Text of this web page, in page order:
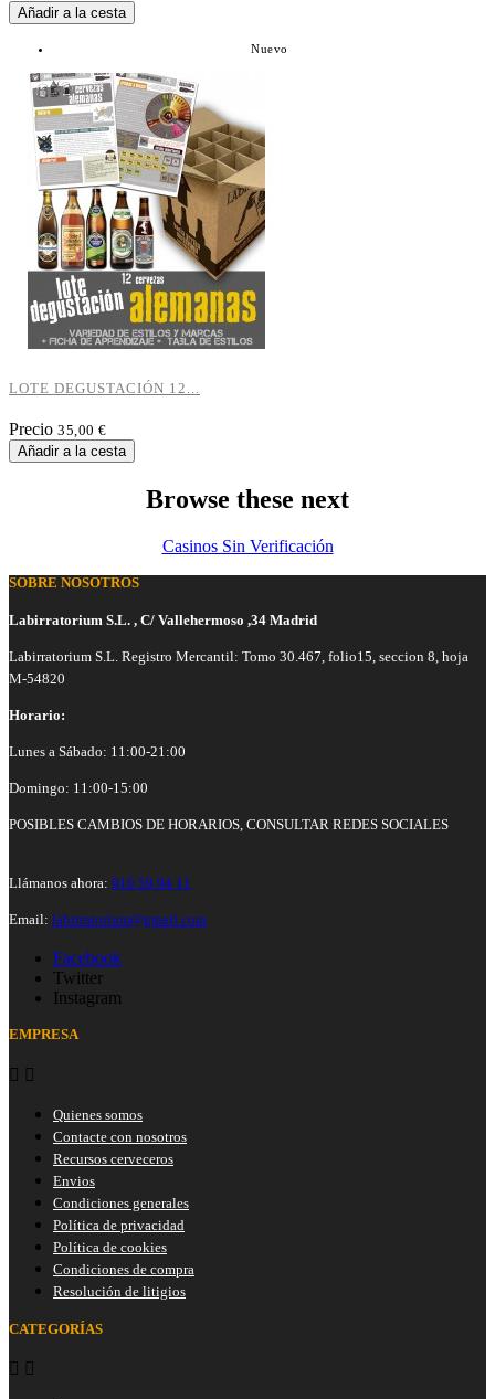
Añadir a la cesta
Nuevo
LOTE DEGUSTACIÓN 12...
Precio 35,00 €
Añadir a la cesta
Browse these next
Casinos Sin Verificación
SOBRE NOSOTROS
Labirratorium S.L. , C/ Vallehermoso ,34 Madrid
Labirratorium S.L. Registro Mercantil: Tomo 30.467, folio15, seccion 8, hoja
M-54820
Horario:
Lunes a Sábado: 11:00-21:00
Domingo: 11:00-15:00
POSIBLES CAMBIOS DE HORARIOS, CONSULTAR REDES SOCIALES
Llámanos ahora: 910 59 94 11
Email: labirratorium@gmail.com
Facebook
Twitter
Instagram
EMPRESA
 
Quienes somos
Contacte con nosotros
Recursos cerveceros
Envios
Condiciones generales
Política de privacidad
Política de cookies
Condiciones de compra
Resolución de litigios
CATEGORÍAS
 